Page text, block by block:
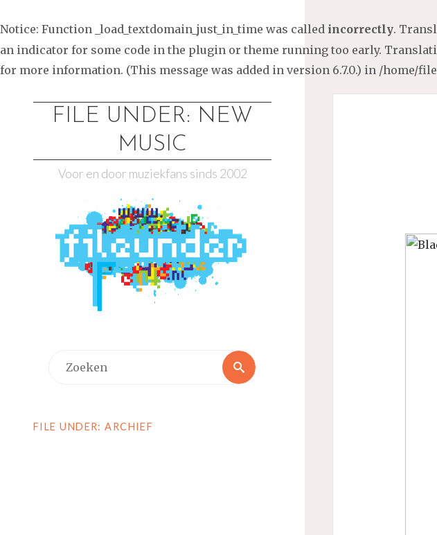
Notice: Function _load_textdomain_just_in_time was called incorrectly.
an indicator for some code in the plugin or theme running too early.
for more information. (This message was added in version 6.7.0.) in /home/
FILE UNDER: NEW
MUSIC
Voor en door muziekfans sinds 2002
Zoeken
FILE UNDER: ARCHIEF